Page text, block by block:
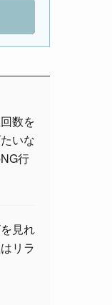
数を
いな
行
見れ
リラ